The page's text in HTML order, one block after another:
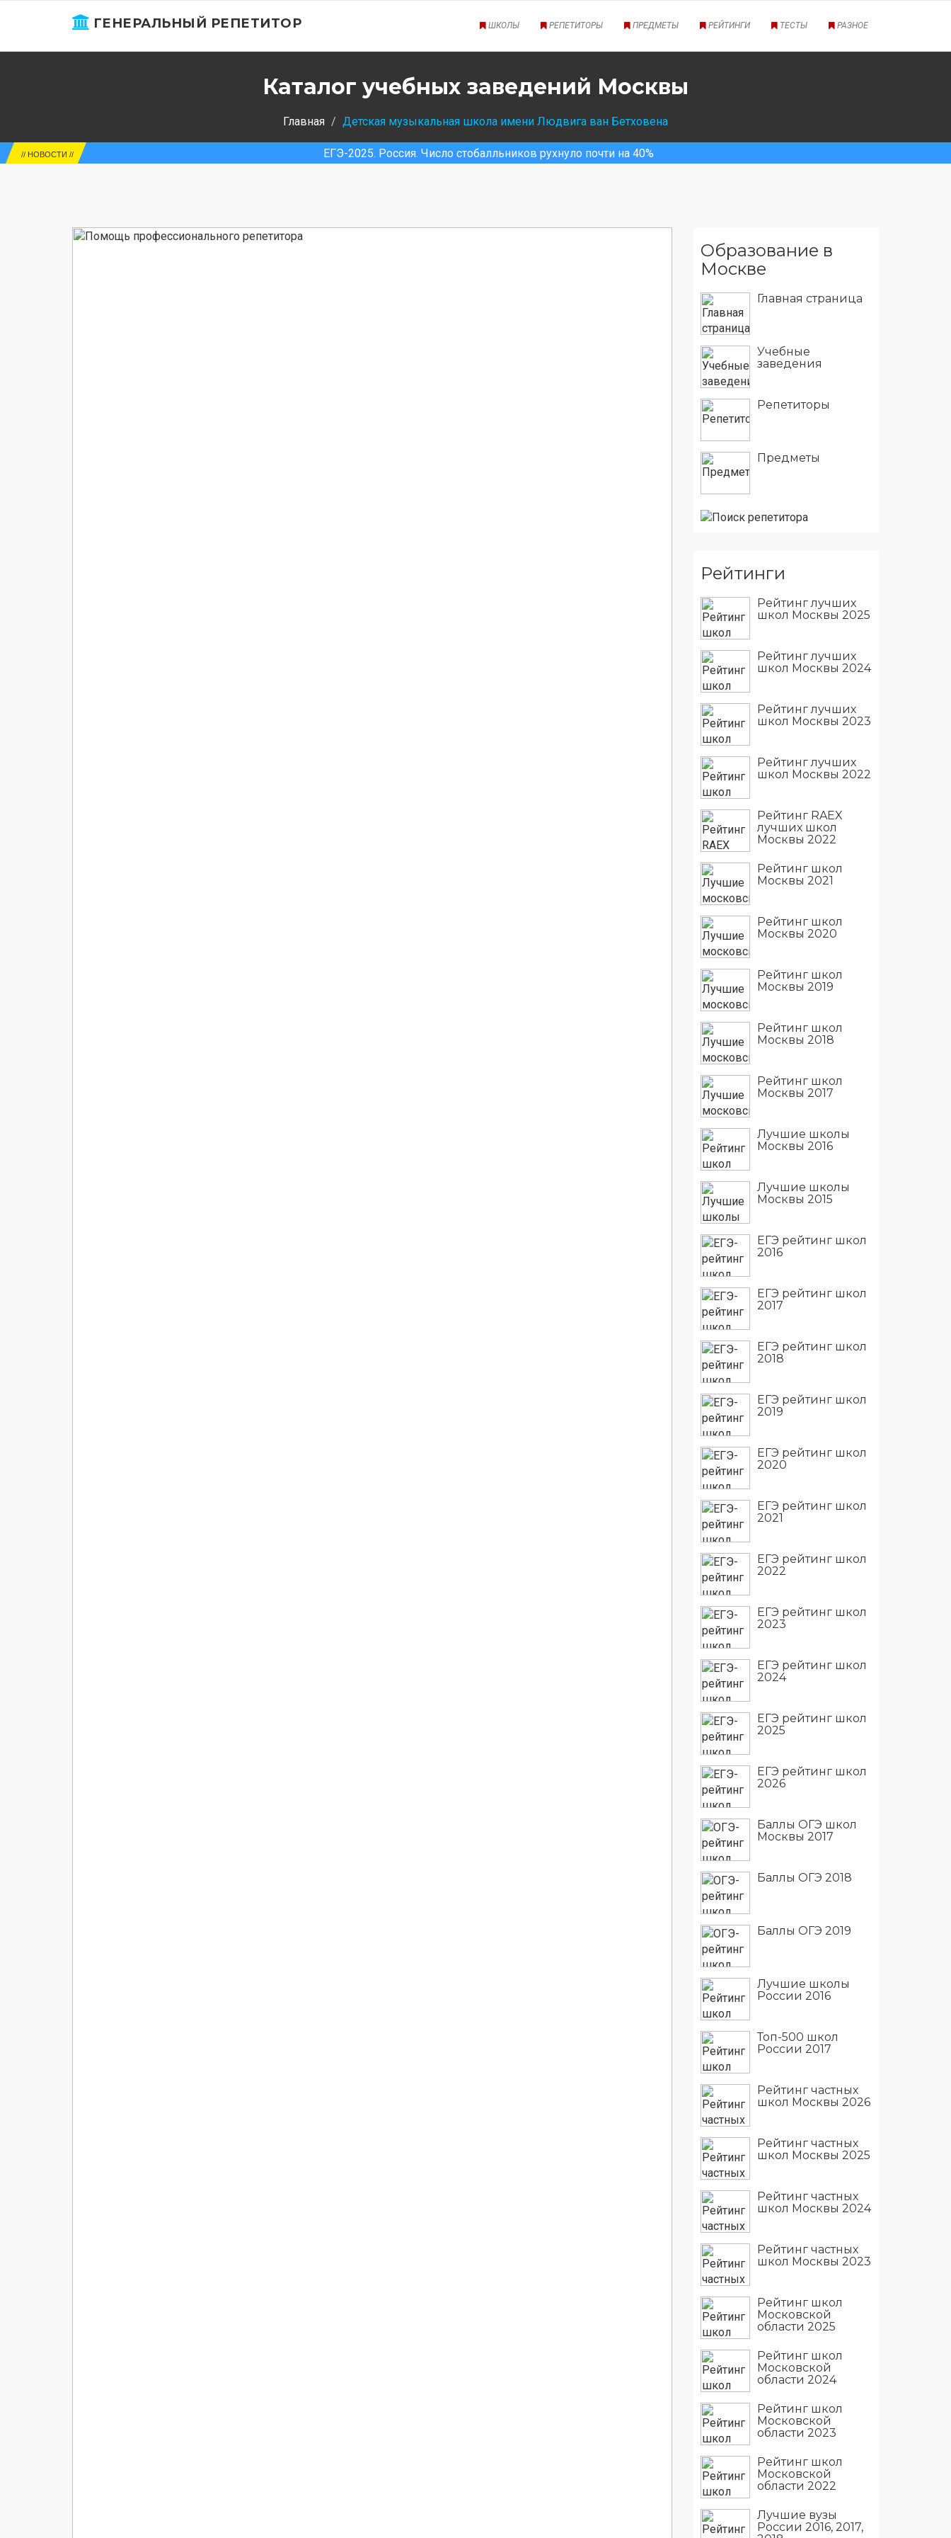
ГЕНЕРАЛЬНЫЙ РЕПЕТИТОР ШКОЛЫ РЕПЕТИТОРЫ ПРЕДМЕТЫ РЕЙТИНГИ ТЕСТЫ РАЗНОЕ
Каталог учебных заведений Москвы
Главная Детская музыкальная школа имени Людвига ван Бетховена
ЕГЭ-2025. Россия. Число стобалльников рухнуло почти на 40%
// НОВОСТИ //
Образование в
Москве
Главная страница
Учебные
заведения
Репетиторы
Предметы
Рейтинги
Рейтинг лучших
школ Москвы 2025
Рейтинг лучших
школ Москвы 2024
Рейтинг лучших
школ Москвы 2023
Рейтинг лучших
школ Москвы 2022
Рейтинг RAEX
лучших школ
Москвы 2022
Рейтинг школ
Москвы 2021
Рейтинг школ
Москвы 2020
Рейтинг школ
Москвы 2019
Рейтинг школ
Москвы 2018
Рейтинг школ
Москвы 2017
Лучшие школы
Москвы 2016
Лучшие школы
Москвы 2015
ЕГЭ рейтинг школ
2016
ЕГЭ рейтинг школ
2017
ЕГЭ рейтинг школ
2018
ЕГЭ рейтинг школ
2019
ЕГЭ рейтинг школ
2020
ЕГЭ рейтинг школ
2021
ЕГЭ рейтинг школ
2022
ЕГЭ рейтинг школ
2023
ЕГЭ рейтинг школ
2024
ЕГЭ рейтинг школ
2025
ЕГЭ рейтинг школ
2026
Баллы ОГЭ школ
Москвы 2017
Баллы ОГЭ 2018
Баллы ОГЭ 2019
Лучшие школы
России 2016
Топ-500 школ
России 2017
Рейтинг частных
школ Москвы 2026
Рейтинг частных
школ Москвы 2025
Рейтинг частных
школ Москвы 2024
Рейтинг частных
школ Москвы 2023
Рейтинг школ
Московской
области 2025
Рейтинг школ
Московской
области 2024
Рейтинг школ
Московской
области 2023
Рейтинг школ
Московской
области 2022
Лучшие вузы
России 2016, 2017,